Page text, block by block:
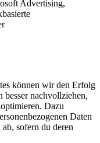
Advertising,
können wir den Erfolg
besser nachvollziehen,
Dazu
Daten
sofern du deren